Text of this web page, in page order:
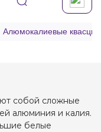
Алюмокалиевые квасцы
собой сложные
алюминия и калия.
белые